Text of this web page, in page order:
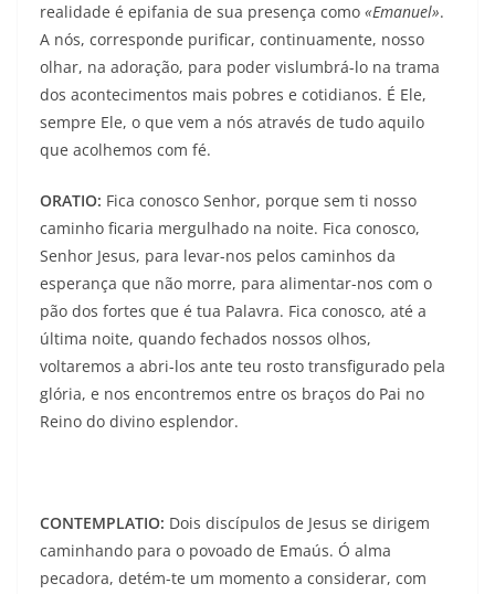
realidade é epifania de sua presença como «Emanuel».
A nós, corresponde purificar, continuamente, nosso
olhar, na adoração, para poder vislumbrá-lo na trama
dos acontecimentos mais pobres e cotidianos. É Ele,
sempre Ele, o que vem a nós através de tudo aquilo
que acolhemos com fé.
ORATIO: Fica conosco Senhor, porque sem ti nosso
caminho ficaria mergulhado na noite. Fica conosco,
Senhor Jesus, para levar-nos pelos caminhos da
esperança que não morre, para alimentar-nos com o
pão dos fortes que é tua Palavra. Fica conosco, até a
última noite, quando fechados nossos olhos,
voltaremos a abri-los ante teu ros­to transfigurado pela
glória, e nos encontremos entre os braços do Pai no
Reino do divino esplendor.
CONTEMPLATIO: Dois discípulos de Jesus se dirigem
caminhando para o povoado de Emaús. Ó alma
pecadora, detém-te um momento a considerar, com